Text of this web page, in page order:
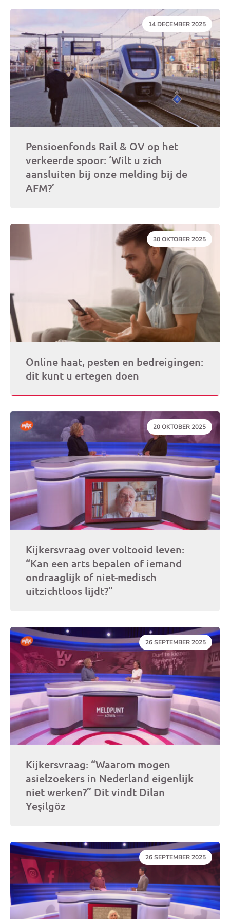
DATUM:
14 DECEMBER 2025
Pensioenfonds Rail & OV op het
verkeerde spoor: ‘Wilt u zich
aansluiten bij onze melding bij de
AFM?’
DATUM:
30 OKTOBER 2025
Online haat, pesten en bedreigingen:
dit kunt u ertegen doen
DATUM:
20 OKTOBER 2025
Kijkersvraag over voltooid leven:
“Kan een arts bepalen of iemand
ondraaglijk of niet-medisch
uitzichtloos lijdt?”
DATUM:
26 SEPTEMBER 2025
Kijkersvraag: “Waarom mogen
asielzoekers in Nederland eigenlijk
niet werken?” Dit vindt Dilan
Yeşilgöz
DATUM:
26 SEPTEMBER 2025